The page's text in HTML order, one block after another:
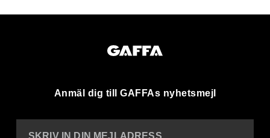
Anmäl dig till GAFFAs nyhetsmejl
SKRIV IN DIN MEJLADRESS